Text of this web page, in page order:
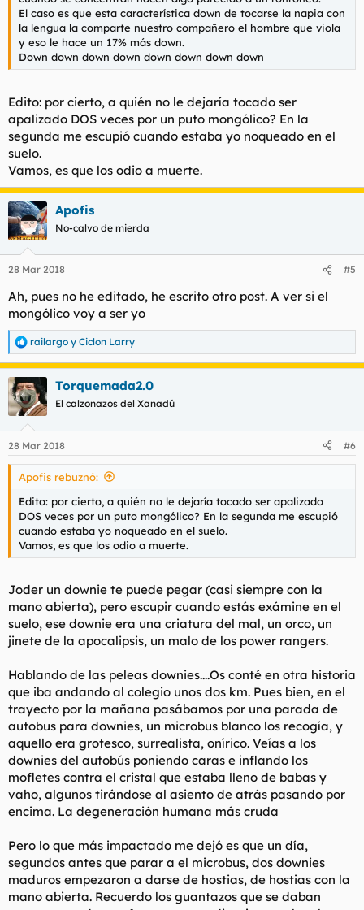
El caso es que esta característica down de tocarse la napia con
la lengua la comparte nuestro compañero el hombre que viola
y eso le hace un 17% más down.
Down down down down down down down down
Edito: por cierto, a quién no le dejaría tocado ser
apalizado DOS veces por un puto mongólico? En la
segunda me escupió cuando estaba yo noqueado en el
suelo.
Vamos, es que los odio a muerte.
Apofis
No-calvo de mierda
28 Mar 2018 #5
Ah, pues no he editado, he escrito otro post. A ver si el
mongólico voy a ser yo
R
e
a
c
c
i
e
s
railargo y Ciclon Larry
Torquemada2.0
El calzonazos del Xanadú
28 Mar 2018 #6
Apofis rebuznó:
Edito: por cierto, a quién no le dejaría tocado ser apalizado
DOS veces por un puto mongólico? En la segunda me escupió
cuando estaba yo noqueado en el suelo.
Vamos, es que los odio a muerte.
Joder un downie te puede pegar (casi siempre con la
mano abierta), pero escupir cuando estás exámine en el
suelo, ese downie era una criatura del mal, un orco, un
jinete de la apocalipsis, un malo de los power rangers.
Hablando de las peleas downies....Os conté en otra historia
que iba andando al colegio unos dos km. Pues bien, en el
trayecto por la mañana pasábamos por una parada de
autobus para downies, un microbus blanco los recogía, y
aquello era grotesco, surrealista, onírico. Veías a los
downies del autobús poniendo caras e inflando los
mofletes contra el cristal que estaba lleno de babas y
vaho, algunos tirándose al asiento de atrás pasando por
encima. La degeneración humana más cruda
Pero lo que más impactado me dejó es que un día,
segundos antes que parar a el microbus, dos downies
maduros empezaron a darse de hostias, de hostias con la
mano abierta. Recuerdo los guantazos que se daban